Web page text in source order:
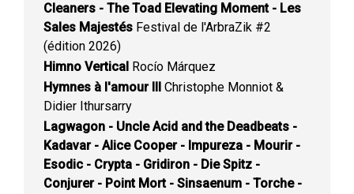
Cleaners - The Toad Elevating Moment - Les
Sales Majestés Festival de l'ArbraZik #2
(édition 2026)
Himno Vertical Rocío Márquez
Hymnes à l'amour III Christophe Monniot &
Didier Ithursarry
Lagwagon - Uncle Acid and the Deadbeats -
Kadavar - Alice Cooper - Impureza - Mourir -
Esodic - Crypta - Gridiron - Die Spitz -
Conjurer - Point Mort - Sinsaenum - Torche -